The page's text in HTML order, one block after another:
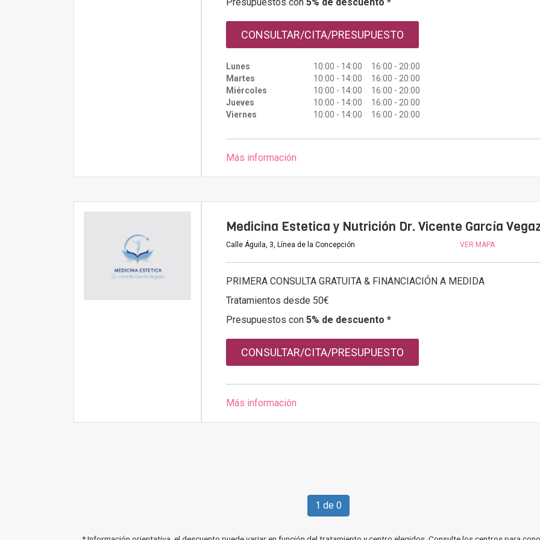
CONSULTAR/CITA/PRESUPUESTO
Lunes
10:00 - 14:00 16:00 - 20:00
Martes
10:00 - 14:00 16:00 - 20:00
Miércoles
10:00 - 14:00 16:00 - 20:00
Jueves
10:00 - 14:00 16:00 - 20:00
Viernes
10:00 - 14:00 16:00 - 20:00
Más información
Medicina Estetica y Nutrición Dr. Vicente García
Calle Águila, 3, Línea de la Concepción VER MAPA
PRIMERA CONSULTA GRATUITA & FINANCIACIÓN A MEDIDA
Tratamientos desde 50€
Presupuestos con 5% de descuento *
CONSULTAR/CITA/PRESUPUESTO
Más información
1 de 0